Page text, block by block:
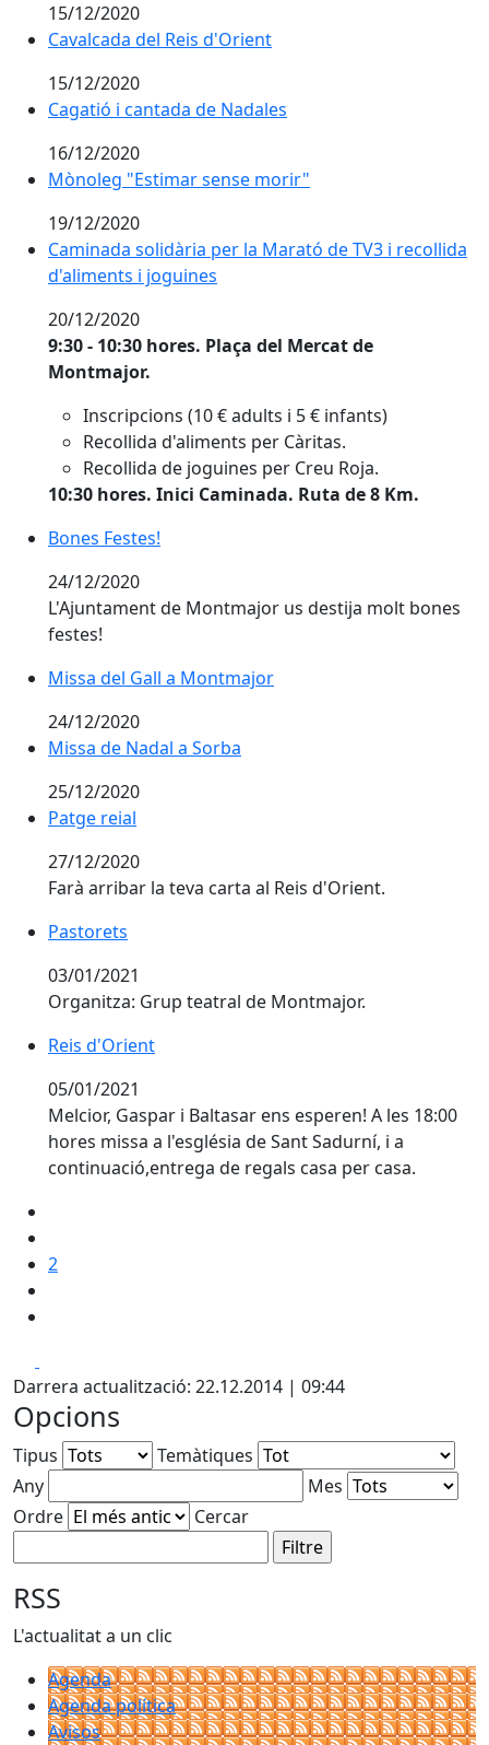
15/12/2020
Cavalcada del Reis d'Orient
Cavalcada del Reis d'Orient
15/12/2020
Cagatió i cantada de Nadales
Cagatió i cantada de Nadales
16/12/2020
Mònoleg "Estimar sense morir"
Mònoleg "Estimar sense morir"
19/12/2020
Caminada solidària per la Marató de TV3 i recollida
Caminada solidària per la Marató de TV3 i recollida
d'aliments i joguines
20/12/2020
9:30 - 10:30 hores. Plaça del Mercat de
Montmajor.
Inscripcions (10 € adults i 5 € infants)
Recollida d'aliments per Càritas.
Recollida de joguines per Creu Roja.
10:30 hores. Inici Caminada. Ruta de 8 Km.
Bones Festes!
Bones Festes!
24/12/2020
L'Ajuntament de Montmajor us destija molt bones
festes!
Missa del Gall a Montmajor
Missa del Gall a Montmajor
24/12/2020
Missa de Nadal a Sorba
25/12/2020
Patge reial
Patge reial
27/12/2020
Farà arribar la teva carta al Reis d'Orient.
Pastorets
Pastorets
03/01/2021
Organitza: Grup teatral de Montmajor.
Reis d'Orient
05/01/2021
Melcior, Gaspar i Baltasar ens esperen! A les 18:00
hores missa a l'església de Sant Sadurní, i a
continuació,entrega de regals casa per casa.
2
Darrera actualització: 22.12.2014 | 09:44
Opcions
Tipus
Temàtiques
Any
Mes
Ordre
Cercar
RSS
L'actualitat a un clic
Agenda
Agenda política
Avisos